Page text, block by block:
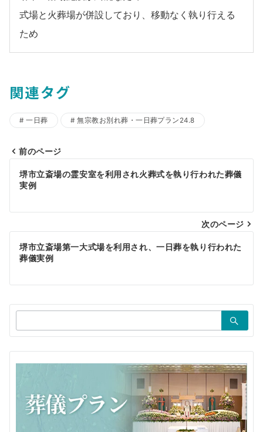
式場と火葬場が併設しており、移動なく執り行える
ため
関連タグ
一日葬 無宗教お別れ葬・一日葬プラン24.8
投
稿
ナ
ビ
ゲ
ー
シ
ョ
ン
前のページ
堺市立斎場の霊安室を利用され火葬式を執り行われた葬儀
実例
次のページ
堺市立斎場第一大式場を利用され、一日葬を執り行われた
葬儀実例
索：